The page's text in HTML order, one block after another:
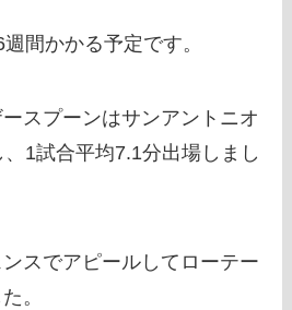
間かかる予定です。
スプーンはサンアントニオ
1試合平均7.1分出場しまし
スでアピールしてローテー
。